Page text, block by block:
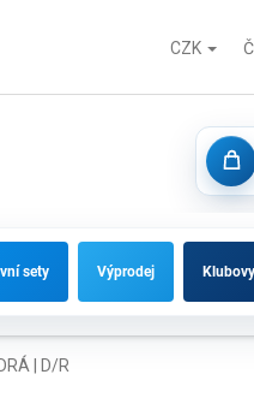
branky, střídačky a vybavení hřišť
CZK
sety Výprodej
| D/R